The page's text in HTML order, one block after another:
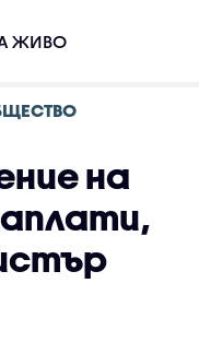
ЖИВО
на